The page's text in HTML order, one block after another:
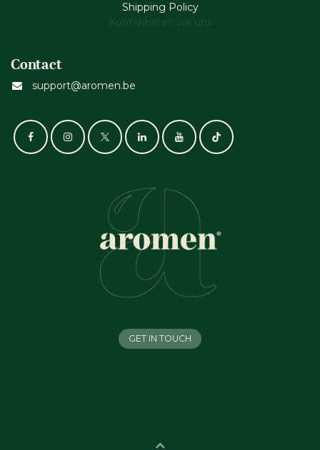
Shipping Policy
Kontaktieren Sie uns
Contact
support@aromen.be
GET IN TOUCH